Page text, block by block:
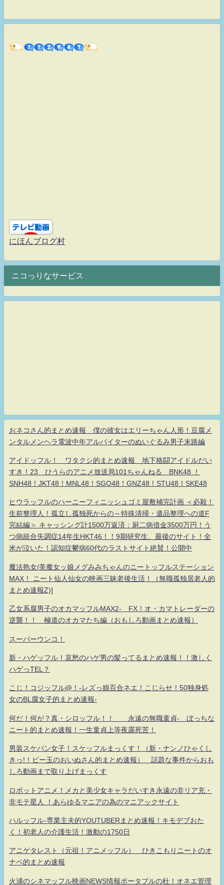
にほんブログ村
ニコっりなサービス
おネコさん的まとめ速報 僕の彼女はエリーちゃん人形！豆腐メ
ンタルメンヘラ電波中年アルバイターのぬいぐるみ男子末路編
アイドッフル！ ワタクシ的まとめ速報 地下格闘アイドルだい
すき！23 ひうらのアニメ放送局101ちゃんねる BNK48 ！
SNH48！JKT48！MNL48！SGO48！GNZ48！STU48！SKE48
ヒウラッフルのハーニーフィニッシュゴミ屋敷補完計画 ＜必殺！
生前整理人！孤立し孤独死からの～特殊清掃・遺品整理への道F
完結編＞ キャッシング計1500万返済：厨二病借金3500万円！う
つ病統合失調症14年生HKT46！！9期研究生、最後のサイト！全
米が泣いた！認知症鬱病60代のラストサイト絶賛！公開中
魔法熟女/美魔女ッ娘メグみみちゃんのニートッフルステーション
MAX！ ニート仙人仙女の映画三昧老後生活！（無職孤独居老人的
まとめ速報Z)]
乙女系腐男子のオカマッフルMAX2- FX！オ・カマトレーダーの
逆襲！！ 極道のオカマたち編（おもしろ動画まとめ速報）
スーパーウンコ！
新・ハゲッフル！哀愁のハゲ男の髪ってるまとめ速報！！激しく
ハゲっTEL？
こじ！コジッフル@！-レズっ娘百合ネエ！こじらせ！50独身処
女のBL腐女子的まとめ速報-
何だ！何が？真・シロッフル！！ 永遠の無職童貞- ぼっちな
ニート的まとめ速報！一生童貞上等夜露死苦！
男装スケバン女子！スケッフルまっくす！（新・ナンノひゃくし
きっ!！ビー玉のおいぬさん的まとめ速報） 話題な事件からおも
しろ動画まで取り上げまっくす
ロボットアニメ！メカと美少女キャラだいすき永遠の非リア充・
非モテ星人 ！あらゆるマニアの為のマニアックサイト
ハルッフル-専業主夫的YOUTUBERまとめ速報！キモデブおた
く！初老人の介護生活！激動の1750日
アニゲタレスト（元祖！アニメッフル） ひきこもりニートのオ
ナベ的まとめ速報
火浦のシネマッフル映画NEWS情報ポータブルの杜！オネエ管理